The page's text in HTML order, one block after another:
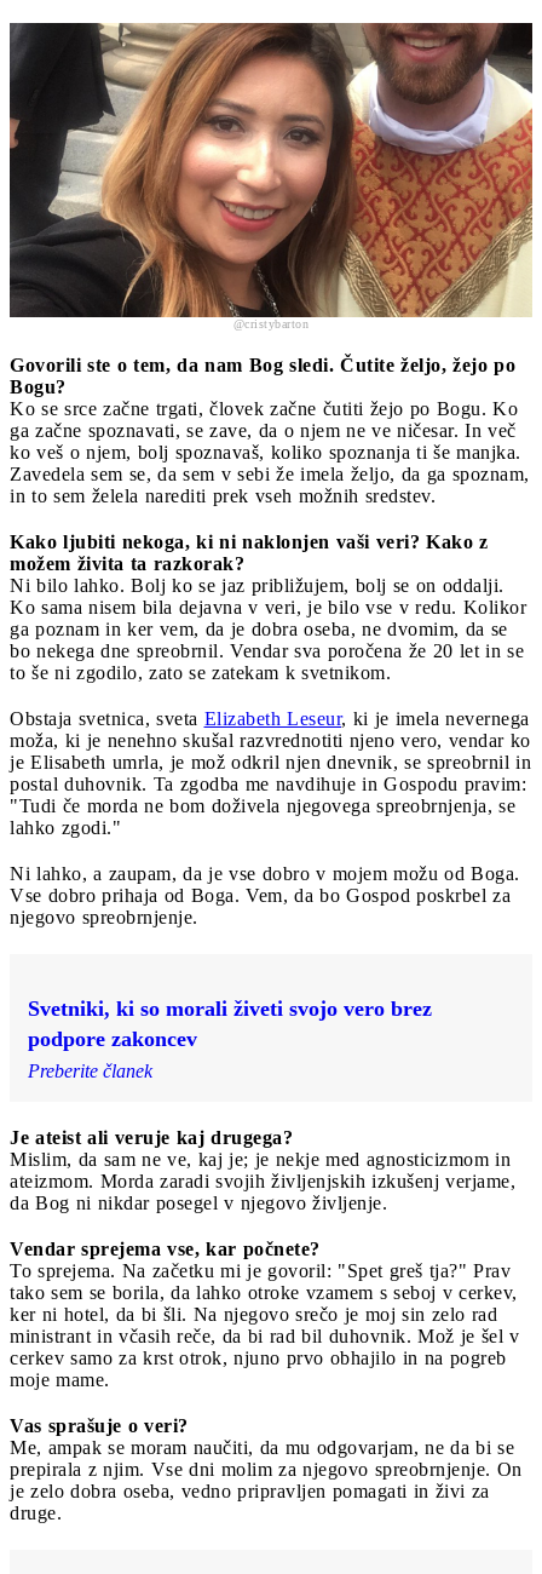
@cristybarton
Govorili ste o tem, da nam Bog sledi. Čutite željo, žejo po
Bogu?
Ko se srce začne trgati, človek začne čutiti žejo po Bogu. Ko
ga začne spoznavati, se zave, da o njem ne ve ničesar. In več
ko veš o njem, bolj spoznavaš, koliko spoznanja ti še manjka.
Zavedela sem se, da sem v sebi že imela željo, da ga spoznam,
in to sem želela narediti prek vseh možnih sredstev.
Kako ljubiti nekoga, ki ni naklonjen vaši veri? Kako z
možem živita ta razkorak?
Ni bilo lahko. Bolj ko se jaz približujem, bolj se on oddalji.
Ko sama nisem bila dejavna v veri, je bilo vse v redu. Kolikor
ga poznam in ker vem, da je dobra oseba, ne dvomim, da se
bo nekega dne spreobrnil. Vendar sva poročena že 20 let in se
to še ni zgodilo, zato se zatekam k svetnikom.
Obstaja svetnica, sveta Elizabeth Leseur, ki je imela nevernega
moža, ki je nenehno skušal razvrednotiti njeno vero, vendar ko
je Elisabeth umrla, je mož odkril njen dnevnik, se spreobrnil in
postal duhovnik. Ta zgodba me navdihuje in Gospodu pravim:
"Tudi če morda ne bom doživela njegovega spreobrnjenja, se
lahko zgodi."
Ni lahko, a zaupam, da je vse dobro v mojem možu od Boga.
Vse dobro prihaja od Boga. Vem, da bo Gospod poskrbel za
njegovo spreobrnjenje.
Svetniki, ki so morali živeti svojo vero brez
podpore zakoncev
Preberite članek
Je ateist ali veruje kaj drugega?
Mislim, da sam ne ve, kaj je; je nekje med agnosticizmom in
ateizmom. Morda zaradi svojih življenjskih izkušenj verjame,
da Bog ni nikdar posegel v njegovo življenje.
Vendar sprejema vse, kar počnete?
To sprejema. Na začetku mi je govoril: "Spet greš tja?" Prav
tako sem se borila, da lahko otroke vzamem s seboj v cerkev,
ker ni hotel, da bi šli. Na njegovo srečo je moj sin zelo rad
ministrant in včasih reče, da bi rad bil duhovnik. Mož je šel v
cerkev samo za krst otrok, njuno prvo obhajilo in na pogreb
moje mame.
Vas sprašuje o veri?
Me, ampak se moram naučiti, da mu odgovarjam, ne da bi se
prepirala z njim. Vse dni molim za njegovo spreobrnjenje. On
je zelo dobra oseba, vedno pripravljen pomagati in živi za
druge.